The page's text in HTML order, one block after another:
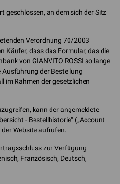
geschlossen, an dem sich der Sitz
Verordnung 70/2003
Käufer, dass das Formular, das die
von GIANVITO ROSSI so lange
Ausführung der Bestellung
im Rahmen der gesetzlichen
kann der angemeldete
- Bestellhistorie“ („Account
Website aufrufen.
zur Verfügung
Französisch, Deutsch,